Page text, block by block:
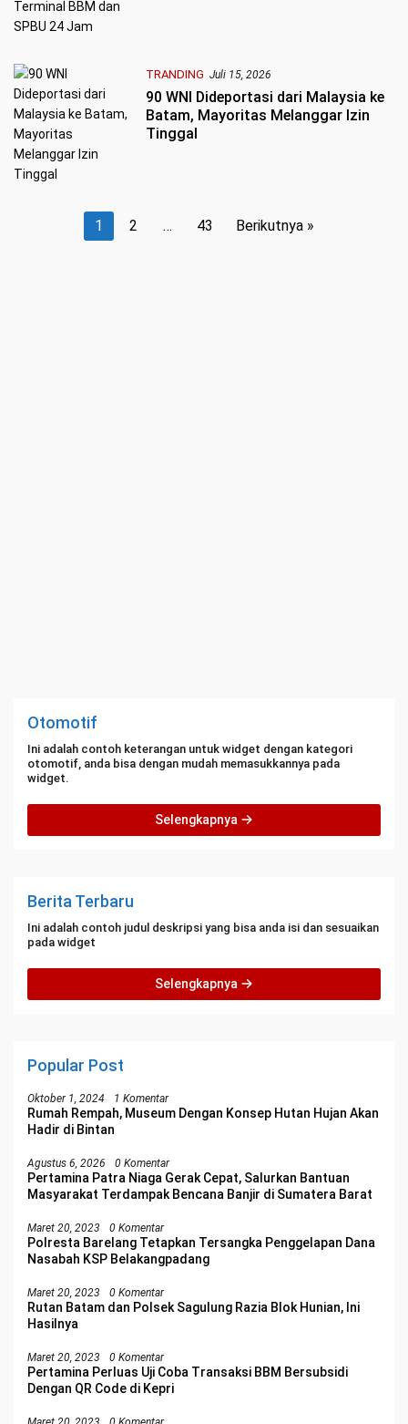
TRANDING Juli 15, 2026
90 WNI Dideportasi dari Malaysia ke
Batam, Mayoritas Melanggar Izin
Tinggal
1 2 … 43 Berikutnya »
Otomotif
Ini adalah contoh keterangan untuk widget dengan kategori
otomotif, anda bisa dengan mudah memasukkannya pada
widget.
Selengkapnya
Berita Terbaru
Ini adalah contoh judul deskripsi yang bisa anda isi dan sesuaikan
pada widget
Selengkapnya
Popular Post
Oktober 1, 2024 1 Komentar
Rumah Rempah, Museum Dengan Konsep Hutan Hujan Akan
Hadir di Bintan
Agustus 6, 2026 0 Komentar
Pertamina Patra Niaga Gerak Cepat, Salurkan Bantuan
Masyarakat Terdampak Bencana Banjir di Sumatera Barat
Maret 20, 2023 0 Komentar
Polresta Barelang Tetapkan Tersangka Penggelapan Dana
Nasabah KSP Belakangpadang
Maret 20, 2023 0 Komentar
Rutan Batam dan Polsek Sagulung Razia Blok Hunian, Ini
Hasilnya
Maret 20, 2023 0 Komentar
Pertamina Perluas Uji Coba Transaksi BBM Bersubsidi
Dengan QR Code di Kepri